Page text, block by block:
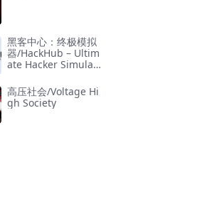
黑客中心：终极模拟
器/HackHub – Ultim
ate Hacker Simulat
高压社会/Voltage Hi
gh Society